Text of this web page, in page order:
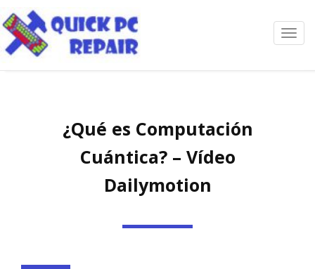
¿Qué es Computación
Cuántica? – Vídeo
Dailymotion